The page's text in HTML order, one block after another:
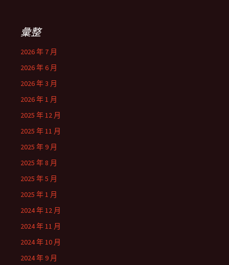
彙整
2026 年 7 月
2026 年 6 月
2026 年 3 月
2026 年 1 月
2025 年 12 月
2025 年 11 月
2025 年 9 月
2025 年 8 月
2025 年 5 月
2025 年 1 月
2024 年 12 月
2024 年 11 月
2024 年 10 月
2024 年 9 月